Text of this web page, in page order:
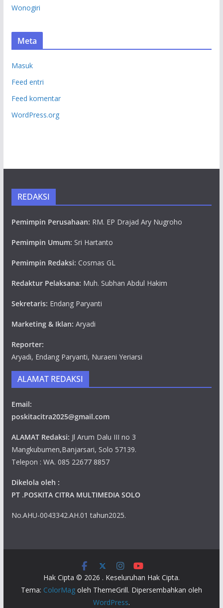
Wonogiri
Meta
Masuk
Feed entri
Feed komentar
WordPress.org
REDAKSI
Pemimpin Perusahaan: RM. EP Drajad Ary Nugroho
Pemimpin Umum: Sri Hartanto
Pemimpin Redaksi: Cosmas GL
Redaktur Pelaksana: Muh. Subhan Abdul Hakim
Sekretaris: Endang Paryanti
Marketing & Iklan: Aryadi
Reporter:
Aryadi, Endang Paryanti, Nuraeni Yeriarsi
ALAMAT REDAKSI
Email:
poskitacitra2025@gmail.com
ALAMAT Redaksi: Jl Arum Dalu III no 3
Mangkubumen,Banjarsari, Solo 57139.
Telepon : WA. 085 22677 8857
Dikelola oleh :
PT .POSKITA CITRA MULTIMEDIA SOLO
No.AHU-0043342.AH.01 tahun2025.
Hak Cipta © 2026 . Keseluruhan Hak Cipta.
Tema: ColorMagoleh ThemeGrill. Dipersembahkan oleh
WordPress.